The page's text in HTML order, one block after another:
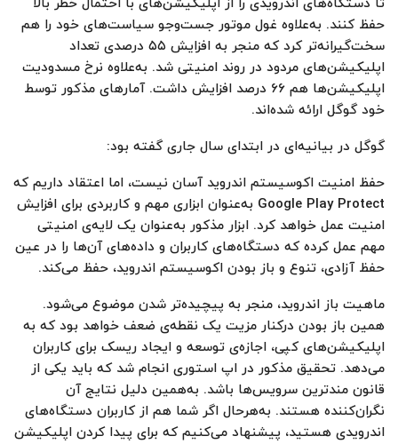
تا دستگاه‌های اندرویدی را از اپلیکیشن‌های با احتمال خطر بالا
حفظ کنند. به‌علاوه غول موتور جست‌وجو سیاست‌های خود را هم
سخت‌گیرانه‌تر کرد که منجر به افزایش ۵۵ درصدی تعداد
اپلیکیشن‌های مردود در روند امنیتی شد. به‌علاوه نرخ مسدودیت
اپلیکیشن‌ها هم ۶۶ درصد افزایش داشت. آمارهای مذکور توسط
خود گوگل ارائه شده‌‌اند.
گوگل در بیانیه‌ای در ابتدای سال جاری گفته بود:
حفظ امنیت اکوسیستم اندروید آسان نیست، اما اعتقاد داریم که
Google Play Protect به‌عنوان ابزاری مهم و کاربردی برای افزایش
امنیت عمل خواهد کرد. ابزار مذکور به‌عنوان یک لایه‌ی امنیتی
مهم عمل کرده که دستگاه‌های کاربران و داده‌های آن‌ها را در عین
حفظ آزادی، تنوع و باز بودن اکوسیستم اندروید، حفظ می‌کند.
ماهیت باز اندروید، منجر به پیچیده‌تر شدن موضوع می‌شود.
همین باز بودن درکنار مزیت یک نقطه‌ی ضعف خواهد بود که به
اپلیکیشن‌های کپی، اجازه‌ی توسعه و ایجاد ریسک برای کاربران
می‌دهد. تحقیق مذکور در اپ استوری انجام شد که باید یکی از
قانون ‌مند‌ترین سرویس‌ها باشد. به‌همین دلیل نتایج آن
نگران‌کننده هستند. به‌هرحال اگر شما هم از کاربران دستگاه‌های
اندرویدی هستید، پیشنهاد می‌کنیم که برای پیدا کردن اپلیکیشن